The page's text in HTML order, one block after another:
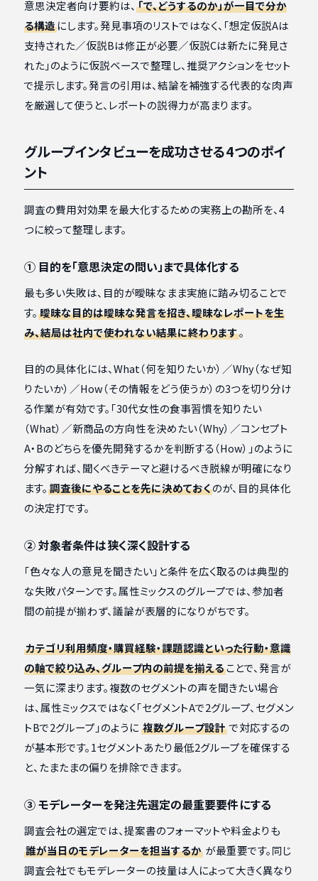
意思決定者向け要約は、 「で、どうするのか」が一目で分か
る構造にします。発見事項のリストではなく、「想定仮説Aは
支持された／仮説Bは修正が必要／仮説Cは新たに発見さ
れた」のように仮説ベースで整理し、推奨アクションをセット
で提示します。発言の引用は、結論を補強する代表的な肉声
を厳選して使うと、レポートの説得力が高まります。
グループインタビューを成功させる4つのポイ
ント
調査の費用対効果を最大化するための実務上の勘所を、4
つに絞って整理します。
① 目的を「意思決定の問い」まで具体化する
最も多い失敗は、目的が曖昧なまま実施に踏み切ることで
す。 曖昧な目的は曖昧な発言を招き、曖昧なレポートを生
み、結局は社内で使われない結果に終わります。
目的の具体化には、What（何を知りたいか）／Why（なぜ知
りたいか）／How（その情報をどう使うか）の3つを切り分け
る作業が有効です。「30代女性の食事習慣を知りたい
（What）／新商品の方向性を決めたい（Why）／コンセプト
A・Bのどちらを優先開発するかを判断する（How）」のように
分解すれば、聞くべきテーマと避けるべき脱線が明確になり
ます。 調査後にやることを先に決めておくのが、目的具体化
の決定打です。
② 対象者条件は狭く深く設計する
「色々な人の意見を聞きたい」と条件を広く取るのは典型的
な失敗パターンです。属性ミックスのグループでは、参加者
間の前提が揃わず、議論が表層的になりがちです。
カテゴリ利用頻度・購買経験・課題認識といった行動・意識
の軸で絞り込み、グループ内の前提を揃えることで、発言が
一気に深まります。複数のセグメントの声を聞きたい場合
は、属性ミックスではなく「セグメントAで2グループ、セグメン
トBで2グループ」のように 複数グループ設計で対応するの
が基本形です。1セグメントあたり最低2グループを確保する
と、たまたまの偏りを排除できます。
③ モデレーターを発注先選定の最重要要件にする
調査会社の選定では、提案書のフォーマットや料金よりも
誰が当日のモデレーターを担当するかが最重要です。同じ
調査会社でもモデレーターの技量は人によって大きく異なり